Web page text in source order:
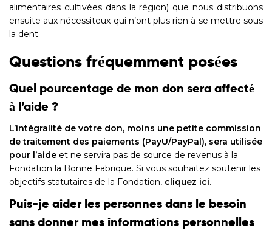
alimentaires cultivées dans la région) que nous distribuons
ensuite aux nécessiteux qui n’ont plus rien à se mettre sous
la dent.
Questions fréquemment posées
Quel pourcentage de mon don sera affecté
à l’aide ?
L’intégralité de votre don, moins une petite commission
de traitement des paiements (PayU/PayPal), sera utilisée
pour l’aide et ne servira pas de source de revenus à la
Fondation la Bonne Fabrique. Si vous souhaitez soutenir les
objectifs statutaires de la Fondation, cliquez ici.
Puis-je aider les personnes dans le besoin
sans donner mes informations personnelles